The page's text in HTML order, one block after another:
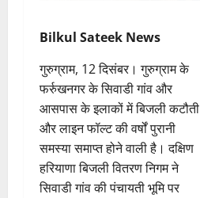
Bilkul Sateek News
गुरुग्राम, 12 दिसंबर। गुरुग्राम के
फर्रुखनगर के सिवाडी गांव और
आसपास के इलाकों में बिजली कटौती
और लाइन फॉल्ट की वर्षों पुरानी
समस्या समाप्त होने वाली है। दक्षिण
हरियाणा बिजली वितरण निगम ने
सिवाडी गांव की पंचायती भूमि पर